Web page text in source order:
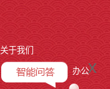
关于我们
石屏县人民政府
办公x